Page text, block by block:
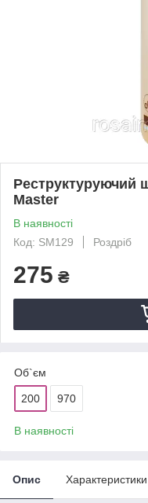
Реструктуруючий
Master
В наявності
Код: SM129
Роздріб
275 ₴
Об`єм
200 970
В наявності
Опис Характеристики